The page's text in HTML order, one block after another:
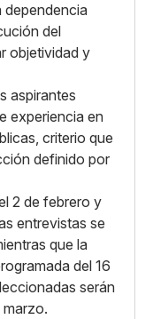
dependencia
del
objetividad y
aspirantes
experiencia en
criterio que
definido por
2 de febrero y
entrevistas se
que la
del 16
serán